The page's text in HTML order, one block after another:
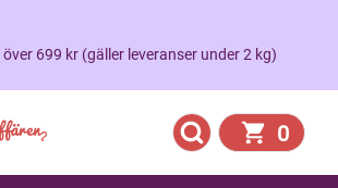
699 kr (gäller leveranser under 2 kg)
0